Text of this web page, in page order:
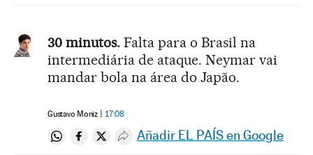
30 minutos. Falta para o Brasil na
intermediária de ataque. Neymar vai
mandar bola na área do Japão.
Gustavo Moniz 17:08
Compartir en Whatsapp
Compartir en Facebook
Compartir en Twitter
Desplegar Redes Sociales
Añadir EL PAÍS en Google